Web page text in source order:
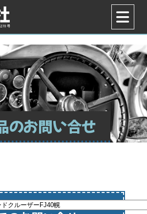
のお問い合せ